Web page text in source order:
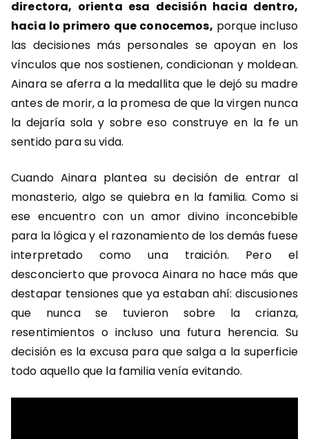
directora, orienta esa decisión hacia dentro,
hacia lo primero que conocemos, porque incluso
las decisiones más personales se apoyan en los
vínculos que nos sostienen, condicionan y moldean.
Ainara se aferra a la medallita que le dejó su madre
antes de morir, a la promesa de que la virgen nunca
la dejaría sola y sobre eso construye en la fe un
sentido para su vida.
Cuando Ainara plantea su decisión de entrar al
monasterio, algo se quiebra en la familia. Como si
ese encuentro con un amor divino inconcebible
para la lógica y el razonamiento de los demás fuese
interpretado como una traición. Pero el
desconcierto que provoca Ainara no hace más que
destapar tensiones que ya estaban ahí: discusiones
que nunca se tuvieron sobre la crianza,
resentimientos o incluso una futura herencia. Su
decisión es la excusa para que salga a la superficie
todo aquello que la familia venía evitando.